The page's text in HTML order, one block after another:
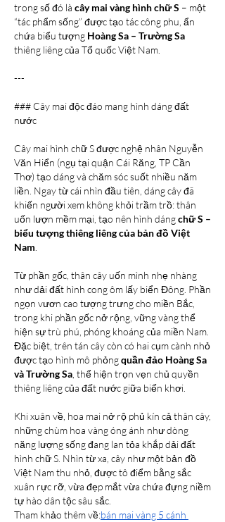
trong số đó là cây mai vàng hình chữ S – một
“tác phẩm sống” được tạo tác công phu, ẩn
chứa biểu tượng Hoàng Sa – Trường Sa
thiêng liêng của Tổ quốc Việt Nam.
---
### Cây mai độc đáo mang hình dáng đất
nước
Cây mai hình chữ S được nghệ nhân Nguyễn
Văn Hiển (ngụ tại quận Cái Răng, TP Cần
Thơ) tạo dáng và chăm sóc suốt nhiều năm
liền. Ngay từ cái nhìn đầu tiên, dáng cây đã
khiến người xem không khỏi trầm trồ: thân
uốn lượn mềm mại, tạo nên hình dáng chữ S –
biểu tượng thiêng liêng của bản đồ Việt
Nam
Từ phần gốc, thân cây uốn mình nhẹ nhàng
như dải đất hình cong ôm lấy biển Đông. Phần
ngọn vươn cao tượng trưng cho miền Bắc,
trong khi phần gốc nở rộng, vững vàng thể
hiện sự trù phú, phóng khoáng của miền Nam.
Đặc biệt, trên tán cây còn có hai cụm cành nhỏ
được tạo hình mô phỏng quần đảo Hoàng Sa
và Trường Sa , thể hiện trọn vẹn chủ quyền
thiêng liêng của đất nước giữa biển khơi.
Khi xuân về, hoa mai nở rộ phủ kín cả thân cây,
những chùm hoa vàng óng ánh như dòng
năng lượng sống đang lan tỏa khắp dải đất
hình chữ S. Nhìn từ xa, cây như một bản đồ
Việt Nam thu nhỏ, được tô điểm bằng sắc
xuân rực rỡ, vừa đẹp mắt vừa chứa đựng niềm
tự hào dân tộc sâu sắc.
Tham khảo thêm về:bán mai vàng 5 cánh